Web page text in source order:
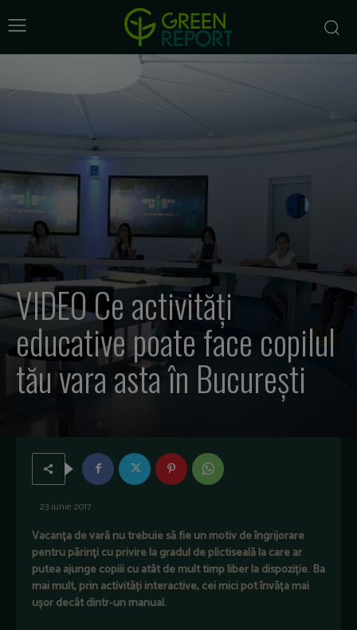
VIDEO Ce activități
educative poate face copilul
tău vara asta în București
23 iunie 2017
Vacanța de vară nu trebuie să fie un motiv de îngrijorare
pentru părinți cu privire la gradul de plictiseală la care ar
putea ajunge copiii cu atât de mult timp liber la dispoziție. Ba
mai mult, prin activități interactive, cei mici pot învăța mai
ușor decât dintr-un manual.